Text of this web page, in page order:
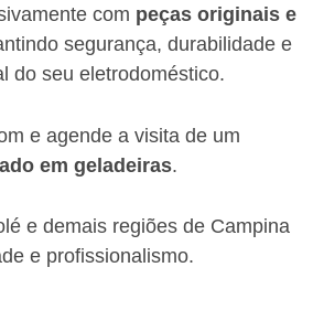
com peças originais e
segurança, durabilidade e
do seu eletrodoméstico.
e agende a visita de um
em geladeiras.
e demais regiões de Campina
e profissionalismo.